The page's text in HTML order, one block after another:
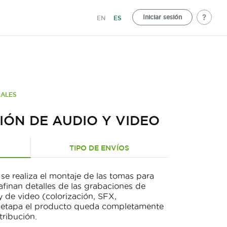
EN ES Iniciar sesión
DE AUDIO Y VIDEO
TIPO DE ENVÍOS
realiza el montaje de las tomas para
detalles de las grabaciones de
de video (colorización, SFX,
el producto queda completamente